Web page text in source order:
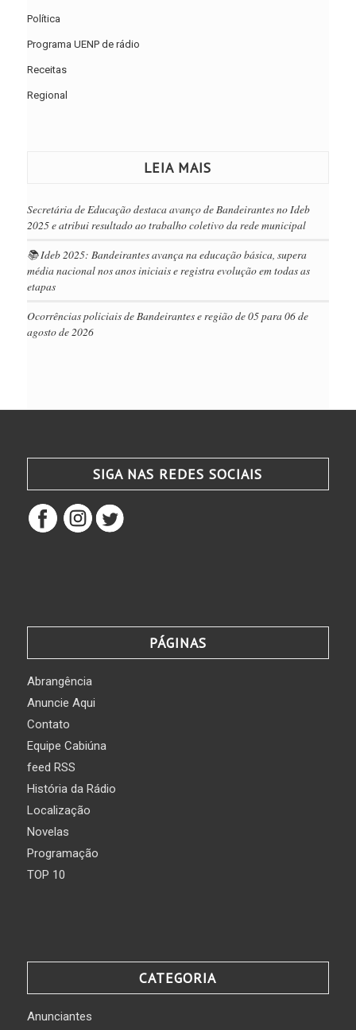
Política
Programa UENP de rádio
Receitas
Regional
LEIA MAIS
Secretária de Educação destaca avanço de Bandeirantes no Ideb
2025 e atribui resultado ao trabalho coletivo da rede municipal
📚 Ideb 2025: Bandeirantes avança na educação básica, supera
média nacional nos anos iniciais e registra evolução em todas as
etapas
Ocorrências policiais de Bandeirantes e região de 05 para 06 de
agosto de 2026
SIGA NAS REDES SOCIAIS
PÁGINAS
Abrangência
Anuncie Aqui
Contato
Equipe Cabiúna
feed RSS
História da Rádio
Localização
Novelas
Programação
TOP 10
CATEGORIA
Anunciantes